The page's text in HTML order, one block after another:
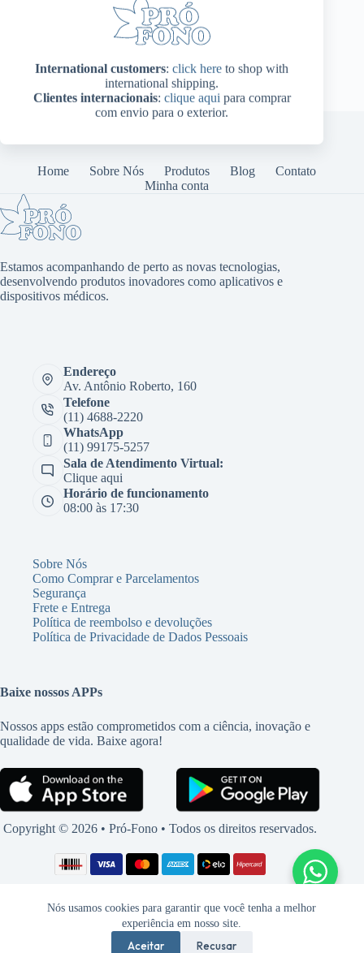
International customers: click here to shop with
international shipping.
Clientes internacionais: clique aqui para comprar
com envio para o exterior.
Nós usamos cookies para garantir que você tenha a melhor
experiência em nosso site.
Aceitar Recusar
Home Sobre Nós Produtos Blog
Contato
Minha conta
Estamos acompanhando de perto as novas tecnologias,
desenvolvendo produtos inovadores como aplicativos e
dispositivos médicos.
Endereço
Av. Antônio Roberto, 160
Telefone
(11) 4688-2220
WhatsApp
(11) 99175-5257
Sala de Atendimento Virtual:
Clique aqui
Horário de funcionamento
08:00 às 17:30
Sobre Nós
Como Comprar e Parcelamentos
Segurança
Frete e Entrega
Política de reembolso e devoluções
Política de Privacidade de Dados Pessoais
Baixe nossos APPs
Nossos apps estão comprometidos com a ciência, inovação e
qualidade de vida. Baixe agora!
Copyright © 2026 • Pró-Fono • Todos os direitos reservados.